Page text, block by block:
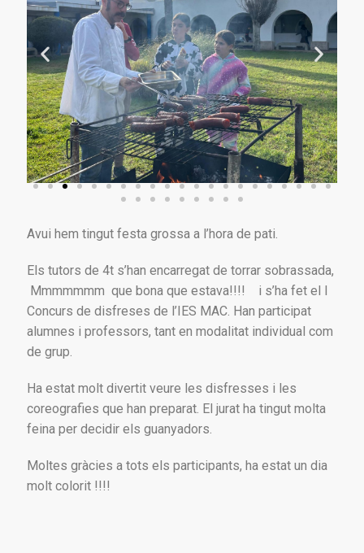
Avui hem tingut festa grossa a l’hora de pati.
Els tutors de 4t s’han encarregat de torrar sobrassada,
Mmmmmmm que bona que estava!!!! i s’ha fet el I
Concurs de disfreses de l’IES MAC. Han participat
alumnes i professors, tant en modalitat individual com
de grup.
Ha estat molt divertit veure les disfresses i les
coreografies que han preparat. El jurat ha tingut molta
feina per decidir els guanyadors.
Moltes gràcies a tots els participants, ha estat un dia
molt colorit !!!!